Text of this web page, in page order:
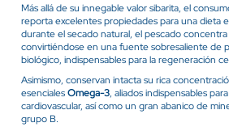
Más allá de su innegable valor sibarita, el
reporta excelentes propiedades para una dieta
durante el secado natural, el pescado
convirtiéndose en una fuente sobresaliente de
biológico, indispensables para la regeneración
Asimismo, conservan intacta su rica
esencialesOmega-3, aliados indispensables
cardiovascular, así como un gran abanico de
grupo B.